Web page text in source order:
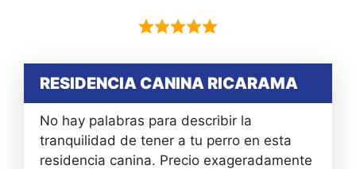
RESIDENCIA CANINA RICARAMA
No hay palabras para describir la
tranquilidad de tener a tu perro en esta
residencia canina. Precio exageradamente